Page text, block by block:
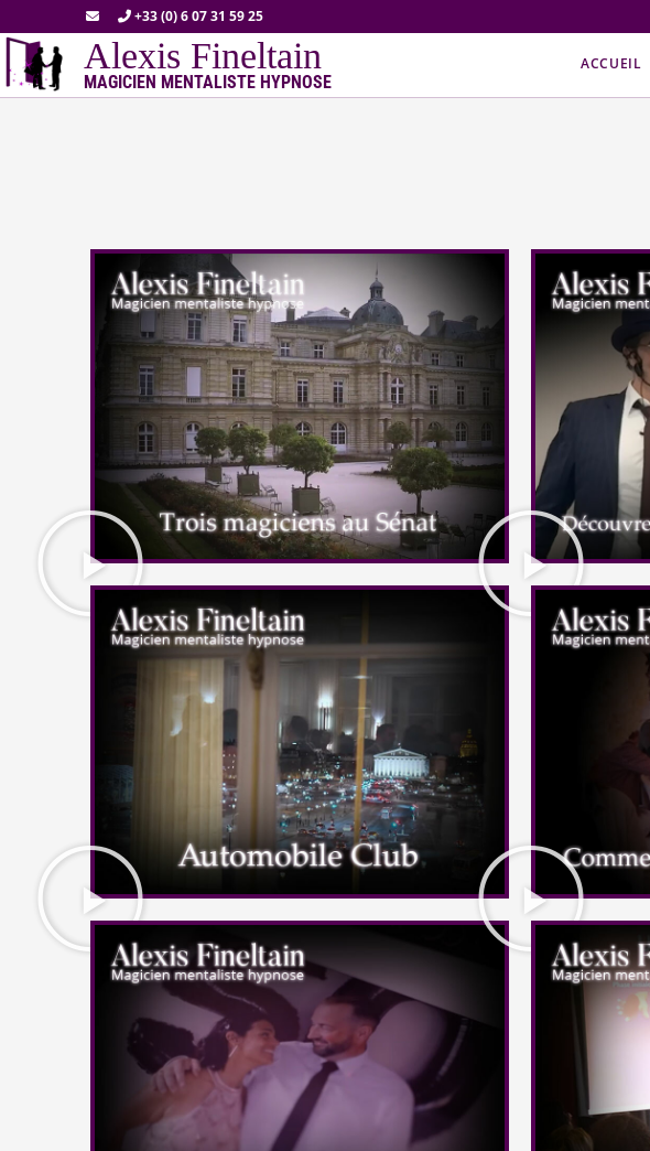
+33 (0) 6 07 31 59 25
Alexis Fineltain
MAGICIEN MENTALISTE HYPNOSE
ACCUEIL